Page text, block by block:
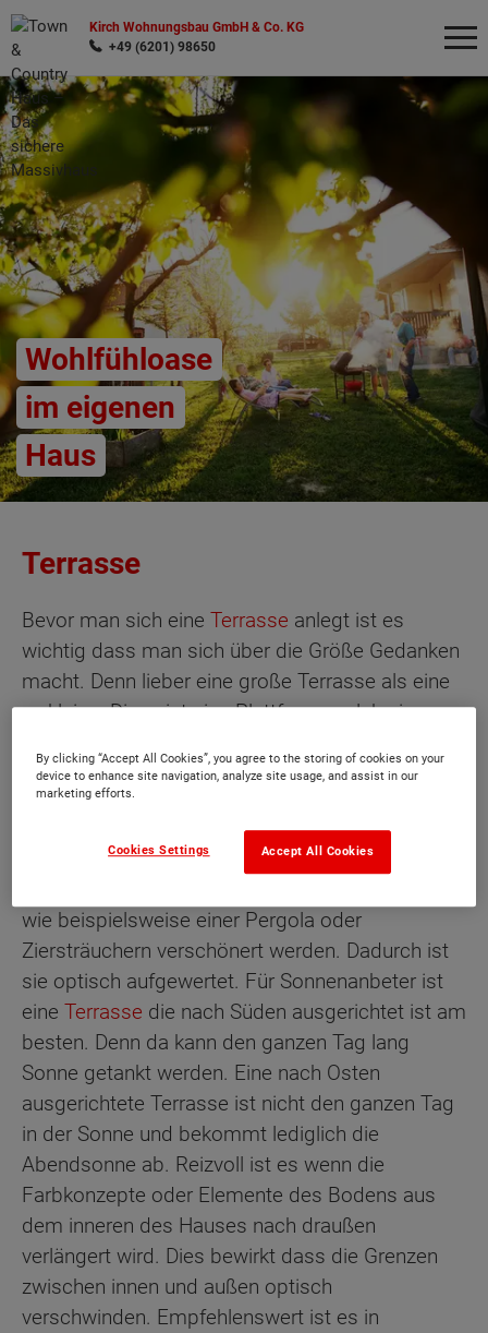
Kirch Wohnungsbau GmbH & Co. KG
+49 (6201) 98650
Wohlfühloase
im eigenen
Haus
Terrasse
Bevor man sich eine Terrasse anlegt ist es
wichtig dass man sich über die Größe Gedanken
macht. Denn lieber eine große Terrasse als eine
zu kleine. Diese ist eine Plattform, welche in
freiliegend oder auch überdacht sein.
Es gibt verschiedene Herstellungsmaterialien wie
Beton oder Betonwerkstein, Naturstein oder
wie beispielsweise einer Pergola oder
Ziersträuchern verschönert werden. Dadurch ist
sie optisch aufgewertet. Für Sonnenanbeter ist
eine Terrasse die nach Süden ausgerichtet ist am
besten. Denn da kann den ganzen Tag lang
Sonne getankt werden. Eine nach Osten
ausgerichtete Terrasse ist nicht den ganzen Tag
in der Sonne und bekommt lediglich die
Abendsonne ab. Reizvoll ist es wenn die
Farbkonzepte oder Elemente des Bodens aus
dem inneren des Hauses nach draußen
verlängert wird. Dies bewirkt dass die Grenzen
zwischen innen und außen optisch
verschwinden. Empfehlenswert ist es in
Wonach möchten Sie suchen?
By clicking “Accept All Cookies”, you agree to the storing of cookies on your
device to enhance site navigation, analyze site usage, and assist in our
marketing efforts.
Accept All Cookies
Cookies Settings